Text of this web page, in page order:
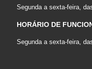
Segunda a sexta-feira,
HORÁRIO DE
Segunda a sexta-feira,